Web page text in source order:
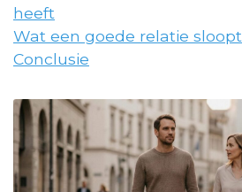
heeft
Wat een goede relatie sloopt
Conclusie